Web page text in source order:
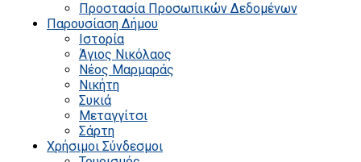
Προστασία Προσωπικών Δεδομένων
Παρουσίαση Δήμου
Ιστορία
Άγιος Νικόλαος
Νέος Μαρμαράς
Νικήτη
Συκιά
Μεταγγίτσι
Σάρτη
Χρήσιμοι Σύνδεσμοι